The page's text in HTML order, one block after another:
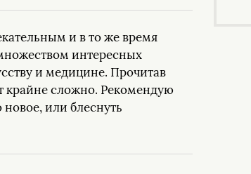
и в то же время
интересных
и медицине. Прочитав
крайне сложно. Рекомендую
или блеснуть